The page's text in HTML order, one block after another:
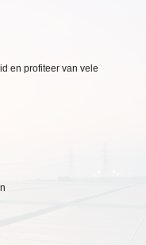
en profiteer van vele